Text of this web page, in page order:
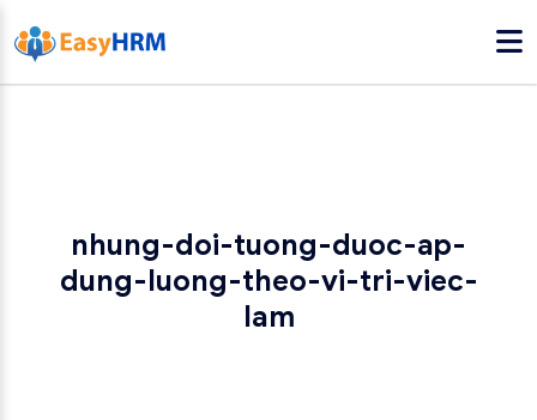
nhung-doi-tuong-duoc-ap-
dung-luong-theo-vi-tri-viec-
lam